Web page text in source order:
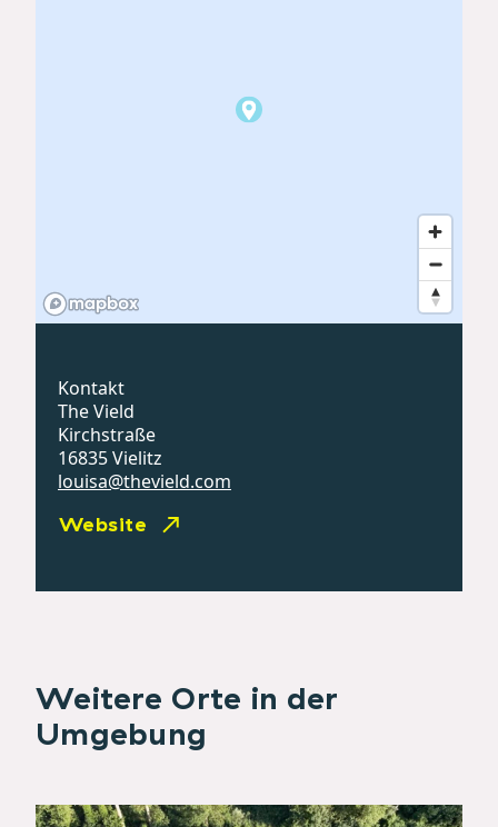
Kontakt
The Vield
Kirchstraße
16835 Vielitz
louisa@thevield.com
Website
Weitere Orte in der
Umgebung